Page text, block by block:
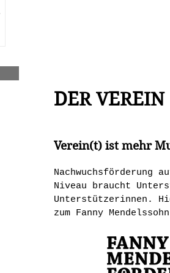
DER VEREIN
Verein(t) ist mehr
Nachwuchsförderung
Niveau braucht
Unterstützerinnen.
zum Fanny